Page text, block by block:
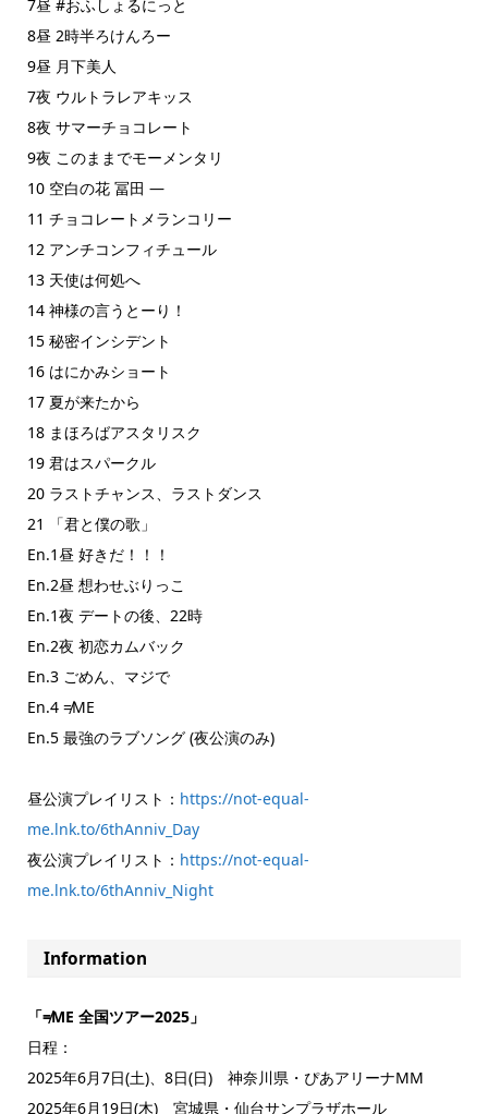
7昼 #おふしょるにっと
8昼 2時半ろけんろー
9昼 月下美人
7夜 ウルトラレアキッス
8夜 サマーチョコレート
9夜 このままでモーメンタリ
10 空白の花 冨田 ―
11 チョコレートメランコリー
12 アンチコンフィチュール
13 天使は何処へ
14 神様の言うとーり！
15 秘密インシデント
16 はにかみショート
17 夏が来たから
18 まほろばアスタリスク
19 君はスパークル
20 ラストチャンス、ラストダンス
21 「君と僕の歌」
En.1昼 好きだ！！！
En.2昼 想わせぶりっこ
En.1夜 デートの後、22時
En.2夜 初恋カムバック
En.3 ごめん、マジで
En.4 ≠ME
En.5 最強のラブソング (夜公演のみ)
昼公演プレイリスト： https://not-equal-
me.lnk.to/6thAnniv_Day
夜公演プレイリスト： https://not-equal-
me.lnk.to/6thAnniv_Night
Information
「≠ME 全国ツアー2025」
日程：
2025年6月7日(土)、8日(日) 神奈川県・ぴあアリーナMM
2025年6月19日(木) 宮城県・仙台サンプラザホール